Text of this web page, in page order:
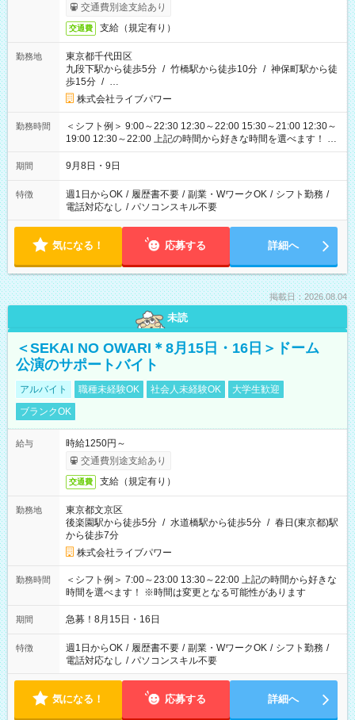
交通費別途支給あり
交通費 支給（規定有り）
勤務地
東京都千代田区
九段下駅から徒歩5分 / 竹橋駅から徒歩10分 / 神保町駅から徒
歩15分 / …
株式会社ライブパワー
勤務時間
＜シフト例＞ 9:00～22:30 12:30～22:00 15:30～21:00 12:30～
19:00 12:30～22:00 上記の時間から好きな時間を選べます！ ※
時間は変更となる可能性があります
期間 9月8日・9日
特徴 週1日からOK / 履歴書不要 / 副業・WワークOK / シフト勤務 /
電話対応なし / パソコンスキル不要
気になる！ 応募する 詳細へ
掲載日：2026.08.04
未読
＜SEKAI NO OWARI＊8月15日・16日＞ドーム
公演のサポートバイト
アルバイト 職種未経験OK 社会人未経験OK
大学生歓迎
ブランクOK
給与
時給1250円～
交通費別途支給あり
交通費 支給（規定有り）
勤務地
東京都文京区
後楽園駅から徒歩5分 / 水道橋駅から徒歩5分 / 春日(東京都)駅
から徒歩7分
株式会社ライブパワー
勤務時間
＜シフト例＞ 7:00～23:00 13:30～22:00 上記の時間から好きな
時間を選べます！ ※時間は変更となる可能性があります
期間 急募！8月15日・16日
特徴 週1日からOK / 履歴書不要 / 副業・WワークOK / シフト勤務 /
電話対応なし / パソコンスキル不要
気になる！ 応募する 詳細へ